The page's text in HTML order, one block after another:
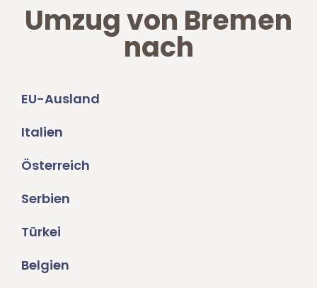
Umzug von Bremen
nach
EU-Ausland
Italien
Österreich
Serbien
Türkei
Belgien